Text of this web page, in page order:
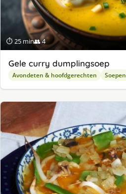
⏱ 25 min👥 4
Gele curry dumplingsoep
Avondeten & hoofdgerechten Soepen